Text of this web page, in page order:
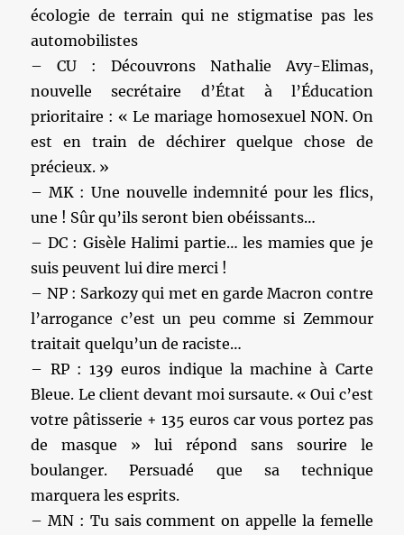
écologie de terrain qui ne stigmatise pas les
automobilistes
– CU : Découvrons Nathalie Avy-Elimas,
nouvelle secrétaire d’État à l’Éducation
prioritaire : « Le mariage homosexuel NON. On
est en train de déchirer quelque chose de
précieux. »
– MK : Une nouvelle indemnité pour les flics,
une ! Sûr qu’ils seront bien obéissants…
– DC : Gisèle Halimi partie… les mamies que je
suis peuvent lui dire merci !
– NP : Sarkozy qui met en garde Macron contre
l’arrogance c’est un peu comme si Zemmour
traitait quelqu’un de raciste…
– RP : 139 euros indique la machine à Carte
Bleue. Le client devant moi sursaute. « Oui c’est
votre pâtisserie + 135 euros car vous portez pas
de masque » lui répond sans sourire le
boulanger. Persuadé que sa technique
marquera les esprits.
– MN : Tu sais comment on appelle la femelle